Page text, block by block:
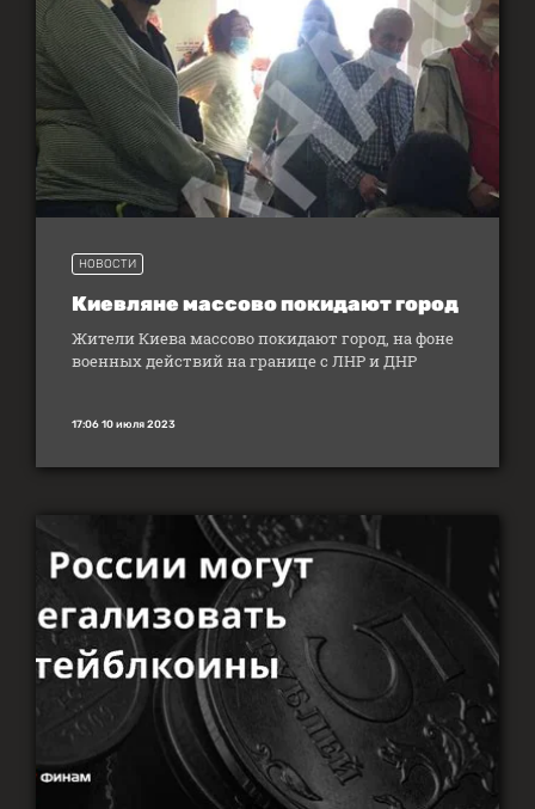
НОВОСТИ
Киевляне массово покидают город
Жители Киева массово покидают город, на фоне
военных действий на границе с ЛНР и ДНР
17:06 10 июля 2023